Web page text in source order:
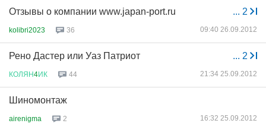
... 2
Отзывы о компании www.japan-port.ru
kolibri2023 36 09:40 26.09.2012
... 2
Рено Дастер или Уаз Патриот
КОЛЯН4ИК 44 21:34 25.09.2012
Шиномонтаж
airenigma 2 16:32 25.09.2012